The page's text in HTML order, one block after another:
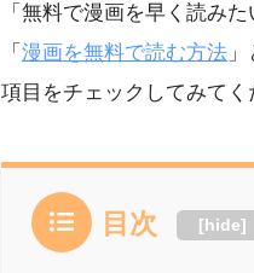
「無料で漫画を早く読みた
「 漫画を無料で読む方法
項目をチェックしてみてく
目次 [hide]